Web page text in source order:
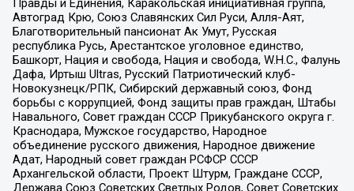
Правды и Единения, Каракольская инициативная группа,
Автоград Крю, Союз Славянских Сил Руси, Алля-Аят,
Благотворительный пансионат Ак Умут, Русская
республика Русь, Арестантское уголовное единство,
Башкорт, Нация и свобода, Нация и свобода, W.H.С., Фалунь
Дафа, Иртыш Ultras, Русский Патриотический клуб-
Новокузнецк/РПК, Сибирский державный союз, Фонд
борьбы с коррупцией, Фонд защиты прав граждан, Штабы
Навального, Совет граждан СССР Прикубанского округа г.
Краснодара, Мужское государство, Народное
объединение русского движения, Народное движение
Адат, Народный совет граждан РСФСР СССР
Архангельской области, Проект Штурм, Граждане СССР,
Держава Союз Советских Светлых Родов, Совет Советских